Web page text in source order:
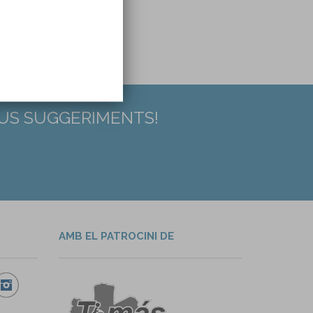
SUGGERIMENTS!
AMB EL PATROCINI DE